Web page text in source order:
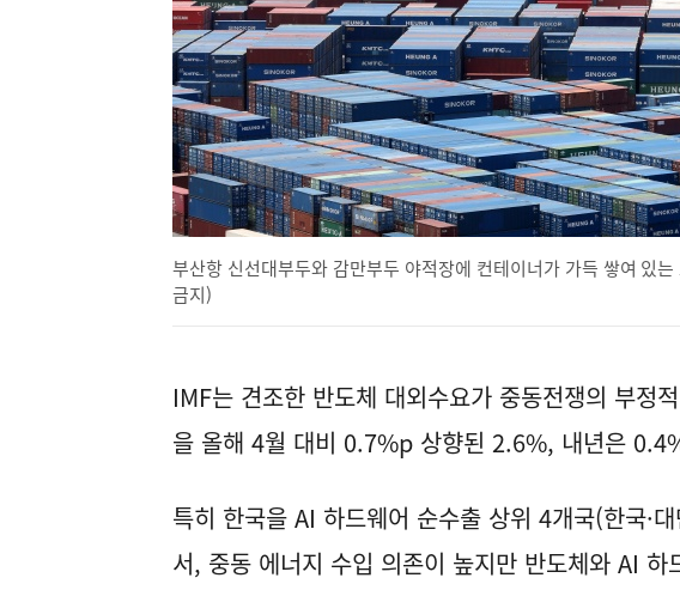
부산항 신선대부두와 감만부두 야적장에 컨테이너가 가득 쌓여 있
금지)
IMF는 견조한 반도체 대외수요가 중동전쟁의 부정
을 올해 4월 대비 0.7%p 상향된 2.6%, 내년은
특히 한국을 AI 하드웨어 순수출 상위 4개국(한국·
서, 중동 에너지 수입 의존이 높지만 반도체와 AI